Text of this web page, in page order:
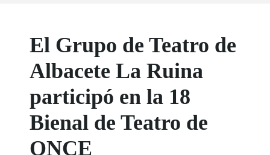
El Grupo de Teatro de
Albacete La Ruina
participó en la 18
Bienal de Teatro de
ONCE